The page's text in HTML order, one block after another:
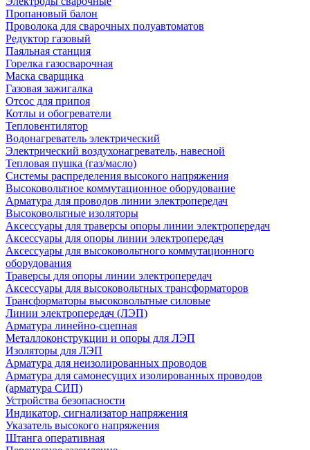
Пропановый балон
Проволока для сварочных полуавтоматов
Редуктор газовый
Паяльная станция
Горелка газосварочная
Маска сварщика
Газовая зажигалка
Отсос для припоя
Котлы и обогреватели
Тепловентилятор
Водонагреватель электрический
Электрический воздухонагреватель, навесной
Тепловая пушка (газ/масло)
Системы распределения высокого напряжения
Высоковольтное коммутационное оборудование
Арматура для проводов линии электропередач
Высоковольтные изоляторы
Аксессуары для траверсы опоры линии электропередач
Аксессуары для опоры линии электропередач
Аксессуары для высоковольтного коммутационного
оборудования
Траверсы для опоры линии электропередач
Аксессуары для высоковольтных трансформаторов
Трансформаторы высоковольтные силовые
Линии электропередач (ЛЭП)
Арматура линейно-сцепная
Металлоконструкции и опоры для ЛЭП
Изоляторы для ЛЭП
Арматура для неизолированных проводов
Арматура для самонесущих изолированных проводов
(арматура СИП)
Устройства безопасности
Индикатор, сигнализатор напряжения
Указатель высокого напряжения
Штанга оперативная